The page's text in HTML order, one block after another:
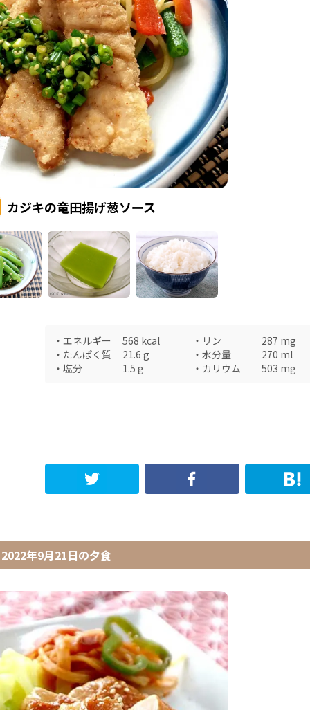
カジキの竜田揚げ葱ソース
・ エネルギー 568 kcal ・ リン 287 mg
・ たんぱく質 21.6 g ・ 水分量 270 ml
・ 塩分 1.5 g ・ カリウム 503 mg
2022年9月21日の夕食